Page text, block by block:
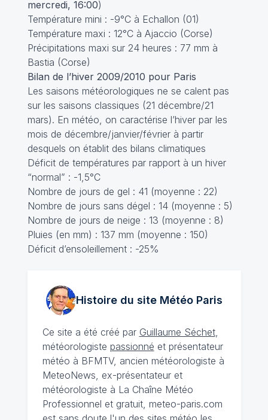
mercredi, 16:00)
Température mini : -9°C à Echallon (01)
Température maxi : 12°C à Ajaccio (Corse)
Précipitations maxi sur 24 heures : 77 mm à
Bastia (Corse)
Bilan de l’hiver 2009/2010 pour Paris
Les saisons météorologiques ne se calent pas
sur les saisons classiques (21 décembre/21
mars). En météo, on caractérise l’hiver par les
mois de décembre/janvier/février à partir
desquels on établit des bilans climatiques
Déficit de températures par rapport à un hiver
“normal” : -1,5°C
Nombre de jours de gel : 41 (moyenne : 22)
Nombre de jours sans dégel : 14 (moyenne : 5)
Nombre de jours de neige : 13 (moyenne : 8)
Pluies (en mm) : 137 mm (moyenne : 150)
Déficit d’ensoleillement : -25%
Histoire du site MétéoParis
Ce site a été créé par Guillaume Séchet,
météorologiste passionné et présentateur
météo à BFMTV, ancien météorologiste à
MeteoNews, ex-présentateur et
météorologiste à La Chaîne Météo
Professionnel et gratuit, meteo-paris.com